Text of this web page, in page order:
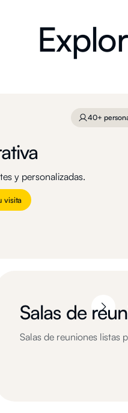
40+
y personalizadas.
visita
Salas de
Salas de reuniones listas